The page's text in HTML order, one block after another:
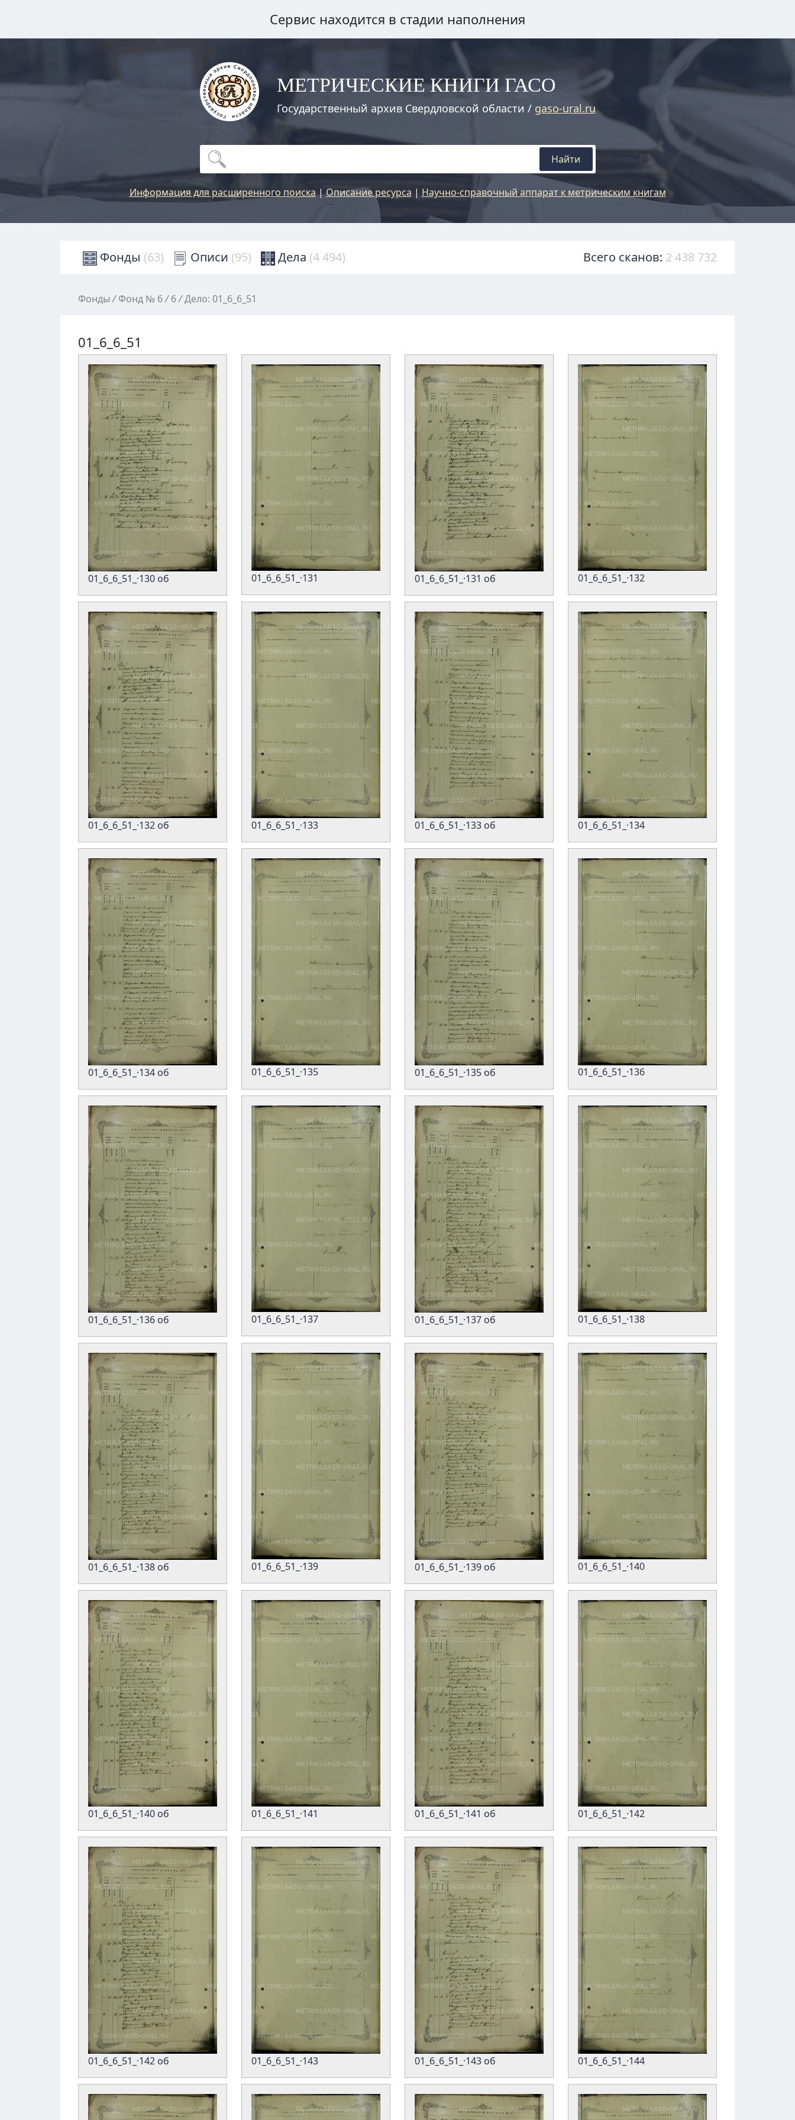
Сервис находится в стадии наполнения
МЕТРИЧЕСКИЕ КНИГИ ГАСО
Государственный архив Свердловской области / gaso-ural.ru
Найти
Информация для расширенного поиска|Описание ресурса | Научно-справочный аппарат к метрическим книгам
Фонды (63) Описи (95) Дела (4 494) Всего сканов: 2 438 732
Фонды / Фонд № 6/ 6/Дело: 01_6_6_51
01_6_6_51
01_6_6_51_·130 об 01_6_6_51_·131 01_6_6_51_·131 об 01_6_6_51_·132
01_6_6_51_·132 об 01_6_6_51_·133 01_6_6_51_·133 об 01_6_6_51_·134
01_6_6_51_·134 об 01_6_6_51_·135 01_6_6_51_·135 об 01_6_6_51_·136
01_6_6_51_·136 об 01_6_6_51_·137 01_6_6_51_·137 об 01_6_6_51_·138
01_6_6_51_·138 об 01_6_6_51_·139 01_6_6_51_·139 об 01_6_6_51_·140
01_6_6_51_·140 об 01_6_6_51_·141 01_6_6_51_·141 об 01_6_6_51_·142
01_6_6_51_·142 об 01_6_6_51_·143 01_6_6_51_·143 об 01_6_6_51_·144